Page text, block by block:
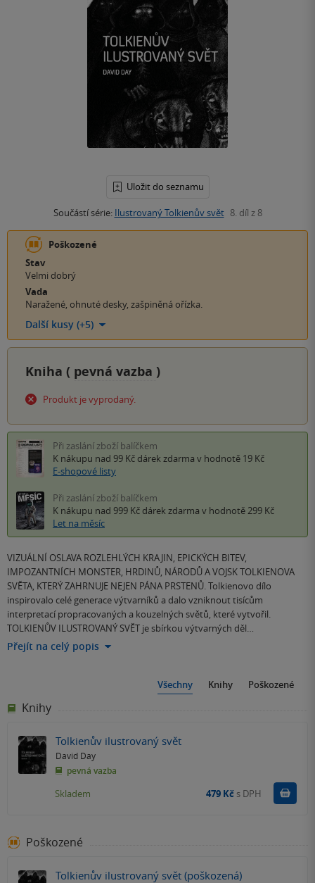
Uložit do seznamu
Součástí série: Ilustrovaný Tolkienův svět 8. díl z 8
Poškozené
Stav
Velmi dobrý
Vada
Naražené, ohnuté desky, zašpiněná ořízka.
Další kusy (+5)
Kniha ( pevná vazba )
Produkt je vyprodaný.
Při zaslání zboží balíčkem
K nákupu nad 99 Kč dárek zdarma v hodnotě 19 Kč
E-shopové listy
Při zaslání zboží balíčkem
K nákupu nad 999 Kč dárek zdarma v hodnotě 299 Kč
Let na měsíc
VIZUÁLNÍ OSLAVA ROZLEHLÝCH KRAJIN, EPICKÝCH BITEV,
IMPOZANTNÍCH MONSTER, HRDINŮ, NÁRODŮ A VOJSK TOLKIENOVA
SVĚTA, KTERÝ ZAHRNUJE NEJEN PÁNA PRSTENŮ. Tolkienovo dílo
inspirovalo celé generace výtvarníků a dalo vzniknout tisícům
interpretací propracovaných a kouzelných světů, které vytvořil.
TOLKIENŮV ILUSTROVANÝ SVĚT je sbírkou výtvarných děl…
Přejít na celý popis
Všechny Knihy Poškozené
Knihy
Tolkienův ilustrovaný svět
David Day
pevná vazba
Skladem 479 Kč s DPH
Poškozené
Tolkienův ilustrovaný svět (poškozená)